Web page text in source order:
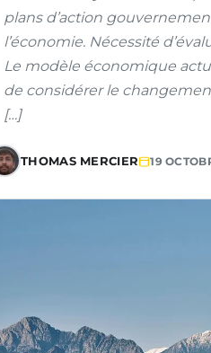
plans d’action
l’économie. Nécessité
Le modèle économique
de considérer le
[…]
THOMAS MERCIER 19